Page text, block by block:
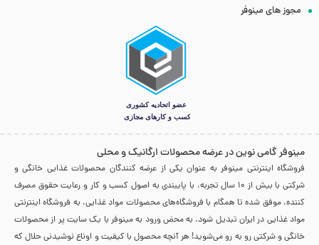
مجوز های مینوفر
مینوفر گامی نوین در عرضه محصولات ارگانیک و محلی
فروشگاه اینترنتی مینوفر به عنوان یکی از عرضه کنندگان محصولات غذایی خانگی و
شرکتی با بیش از 10 سال تجربه، با پایبندی به اصول کسب و کار و رعایت حقوق مصرف
کننده، موفق شده تا همگام با فروشگاه‌های محصولات مواد غذایی، به فروشگاه اینترنتی
مواد غذایی در ایران تبدیل شود. به محض ورود به مینوفر با یک سایت پر از محصولات
خانگی و شرکتی رو به رو می‌شوید! هر آنچه محصول با کیفیت و اوناع نوشیدنی حلال که